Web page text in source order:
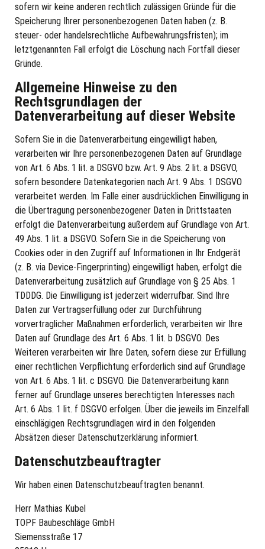
sofern wir keine anderen rechtlich zulässigen Gründe für die
Speicherung Ihrer personenbezogenen Daten haben (z. B.
steuer- oder handelsrechtliche Aufbewahrungsfristen); im
letztgenannten Fall erfolgt die Löschung nach Fortfall dieser
Gründe.
Allgemeine Hinweise zu den
Rechtsgrundlagen der
Datenverarbeitung auf dieser Website
Sofern Sie in die Datenverarbeitung eingewilligt haben,
verarbeiten wir Ihre personenbezogenen Daten auf Grundlage
von Art. 6 Abs. 1 lit. a DSGVO bzw. Art. 9 Abs. 2 lit. a DSGVO,
sofern besondere Datenkategorien nach Art. 9 Abs. 1 DSGVO
verarbeitet werden. Im Falle einer ausdrücklichen Einwilligung in
die Übertragung personenbezogener Daten in Drittstaaten
erfolgt die Datenverarbeitung außerdem auf Grundlage von Art.
49 Abs. 1 lit. a DSGVO. Sofern Sie in die Speicherung von
Cookies oder in den Zugriff auf Informationen in Ihr Endgerät
(z. B. via Device-Fingerprinting) eingewilligt haben, erfolgt die
Datenverarbeitung zusätzlich auf Grundlage von § 25 Abs. 1
TDDDG. Die Einwilligung ist jederzeit widerrufbar. Sind Ihre
Daten zur Vertragserfüllung oder zur Durchführung
vorvertraglicher Maßnahmen erforderlich, verarbeiten wir Ihre
Daten auf Grundlage des Art. 6 Abs. 1 lit. b DSGVO. Des
Weiteren verarbeiten wir Ihre Daten, sofern diese zur Erfüllung
einer rechtlichen Verpflichtung erforderlich sind auf Grundlage
von Art. 6 Abs. 1 lit. c DSGVO. Die Datenverarbeitung kann
ferner auf Grundlage unseres berechtigten Interesses nach
Art. 6 Abs. 1 lit. f DSGVO erfolgen. Über die jeweils im Einzelfall
einschlägigen Rechtsgrundlagen wird in den folgenden
Absätzen dieser Datenschutzerklärung informiert.
Datenschutz­beauftragter
Wir haben einen Datenschutzbeauftragten benannt.
Herr Mathias Kubel
TOPF Baubeschläge GmbH
Siemensstraße 17